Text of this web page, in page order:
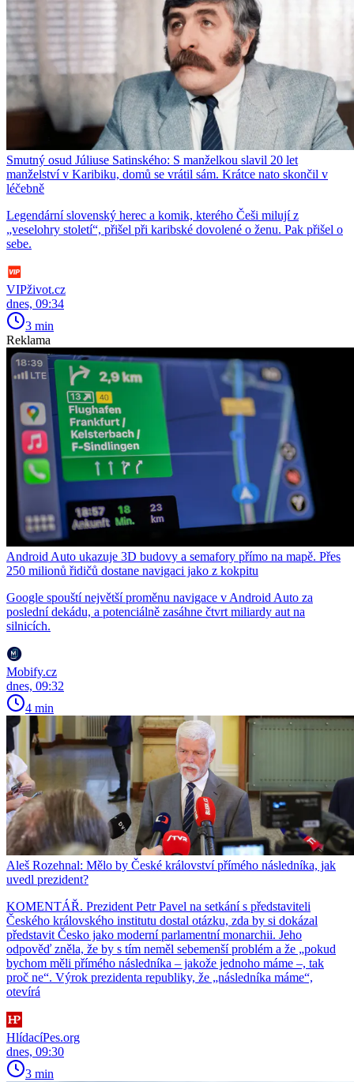
Smutný osud Júliuse Satinského: S manželkou slavil 20 let
manželství v Karibiku, domů se vrátil sám. Krátce nato skončil v
léčebně
Legendární slovenský herec a komik, kterého Češi milují z
„veselohry století“, přišel při karibské dovolené o ženu. Pak přišel o
sebe.
VIPživot.cz
dnes, 09:34
3 min
Reklama
Android Auto ukazuje 3D budovy a semafory přímo na mapě. Přes
250 milionů řidičů dostane navigaci jako z kokpitu
Google spouští největší proměnu navigace v Android Auto za
poslední dekádu, a potenciálně zasáhne čtvrt miliardy aut na
silnicích.
Mobify.cz
dnes, 09:32
4 min
Aleš Rozehnal: Mělo by České království přímého následníka, jak
uvedl prezident?
KOMENTÁŘ. Prezident Petr Pavel na setkání s představiteli
Českého královského institutu dostal otázku, zda by si dokázal
představit Česko jako moderní parlamentní monarchii. Jeho
odpověď zněla, že by s tím neměl sebemenší problém a že „pokud
bychom měli přímého následníka – jakože jednoho máme –, tak
proč ne“. Výrok prezidenta republiky, že „následníka máme“,
otevírá
HlídacíPes.org
dnes, 09:30
3 min